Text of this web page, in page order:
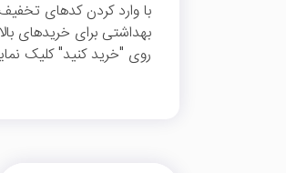
روی "خرید کنید" کلیک